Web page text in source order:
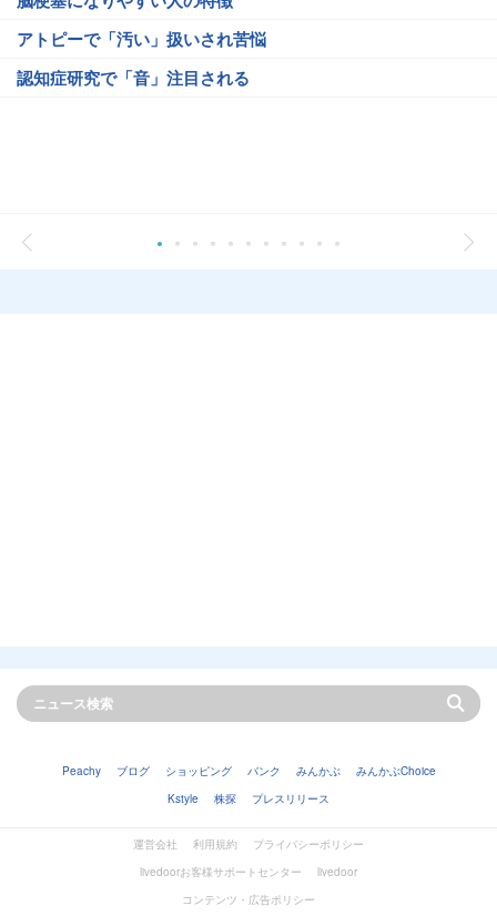
アトピーで「汚い」扱いされ苦悩
認知症研究で「音」注目される
Peachy ブログ ショッピング バンク みんかぶ
みんかぶChoice
Kstyle
株探 プレスリリース
運営会社 利用規約
プライバシーポリシー
livedoorお客様サポートセンター
livedoor
コンテンツ・広告ポリシー